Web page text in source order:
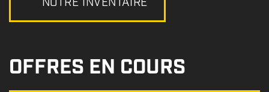
OFFRES EN COURS